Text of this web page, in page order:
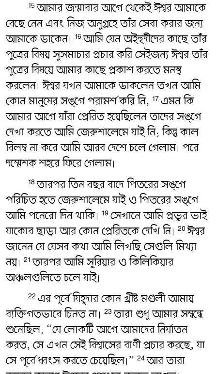
15আমার জন্মাবার আগে থেকেই ঈশ্বর আমাকে
বেছে নেন এবং নিজ অনুগ্রহে তাঁর সেবা করার জন্য
আমাকে ডাকেন৷ 16আমি যেন অইহুদীদের কাছে তাঁর
পুত্রের বিষয় সুসমাচার প্রচার করি সেইজন্য ঈশ্বর তাঁর
পুত্রের বিষয়ে আমার কাছে প্রকাশ করতে মনস্থ
করলেন৷ ঈশ্বর যখন আমাকে ডাকলেন তখন আমি
কোন মানুষের সঙ্গে পরামর্শ করি নি, 17 এমন কি
আমার আগে যাঁরা প্রেরিত হয়েছিলেন তাদের সঙ্গে
দেখা করতে আমি জেরুশালেমে যাই নি; কিন্তু কাল
বিলম্ব না করে আমি আরব দেশে চলে গেলাম৷ পরে
দম্মেশক শহরে ফিরে গেলাম৷
18তারপর তিন বছর বাদে পিতরের সঙ্গে
পরিচিত হতে জেরুশালেমে যাই ও পিতরের সঙ্গে
আমি পনেরো দিন থাকি৷ 19 সেখানে আমি প্রভুর ভাই
যাকোব ছাড়া আর কোন প্রেরিতকে দেখি নি৷ 20ঈশ্বর
জানেন যে যেসব কথা আমি লিখছি সেগুলি মিথ্যা
নয়৷ 21তারপর আমি সুরিয়ার ও কিলিকিয়ার
অঞ্চলগুলিতে চলে যাই৷
22 এর পূর্বে যিহূদার কোন খ্রীষ্ট মণ্ডলী আমায়
ব্যক্তিগতভাবে চিনত না৷ 23তারা শুধু আমার সম্বন্ধে
শুনেছিল, “যে লোকটি আগে আমাদের নির্যাতন
করত, সে এখন সেই বিশ্বাসের বাণী প্রচার করছে, যা
সে পূর্বে ধ্বংস করতে চেয়েছিল৷” 24আর তারা